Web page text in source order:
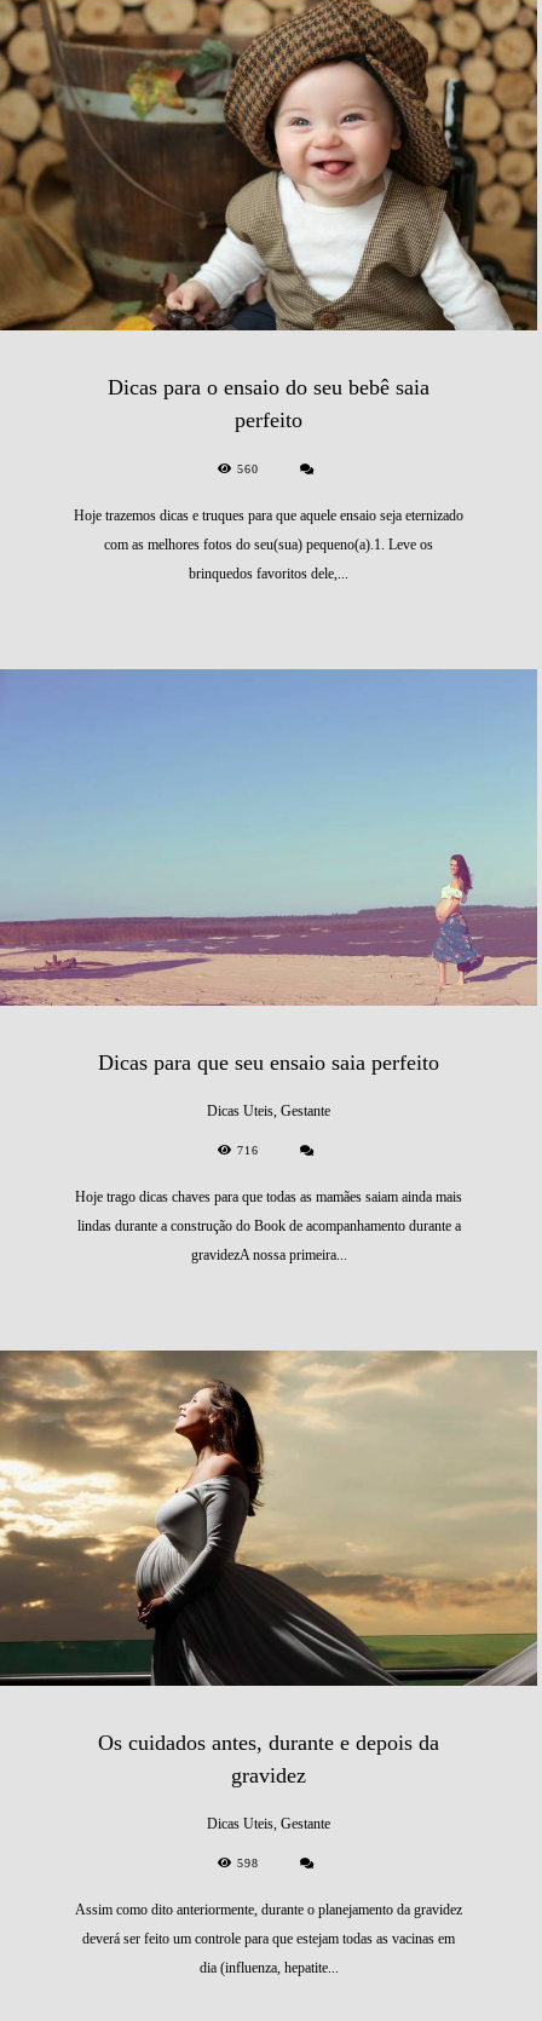
Dicas para o ensaio do seu bebê saia
perfeito
560
Hoje trazemos dicas e truques para que aquele ensaio seja eternizado
com as melhores fotos do seu(sua) pequeno(a).1. Leve os
brinquedos favoritos dele,...
Dicas para que seu ensaio saia perfeito
Dicas Uteis, Gestante
716
Hoje trago dicas chaves para que todas as mamães saiam ainda mais
lindas durante a construção do Book de acompanhamento durante a
gravidezA nossa primeira...
Os cuidados antes, durante e depois da
gravidez
Dicas Uteis, Gestante
598
Assim como dito anteriormente, durante o planejamento da gravidez
deverá ser feito um controle para que estejam todas as vacinas em
dia (influenza, hepatite...